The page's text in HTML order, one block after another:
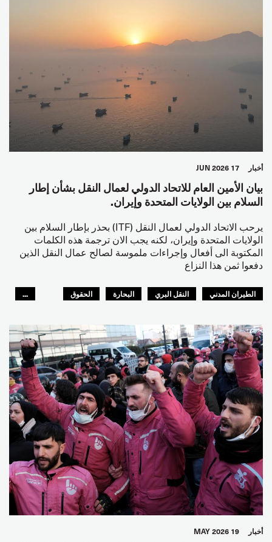
أخبار 17 JUN 2026
بيان الأمين العام للاتحاد الدولي لعمال النقل بشأن إطار
السلام بين الولايات المتحدة وإيران.
يرحب الاتحاد الدولي لعمال النقل (ITF) بحذر بإطار السلام بين
الولايات المتحدة وإيران، لكنه يجب الان ترجمة هذه الكلمات
المكتوبة الى أفعال وإجراءات ملموسة لصالح عمال النقل الذين
دفعوا ثمن هذا النزاع
الطيران المدني النقل البري البحارة
الحقوق
...
أخبار 19 MAY 2026